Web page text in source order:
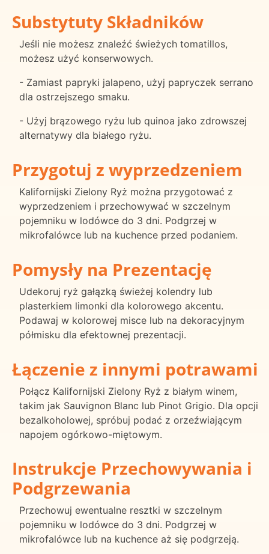
Substytuty Składników
Jeśli nie możesz znaleźć świeżych tomatillos,
możesz użyć konserwowych.
- Zamiast papryki jalapeno, użyj papryczek serrano
dla ostrzejszego smaku.
- Użyj brązowego ryżu lub quinoa jako zdrowszej
alternatywy dla białego ryżu.
Przygotuj z wyprzedzeniem
Kalifornijski Zielony Ryż można przygotować z
wyprzedzeniem i przechowywać w szczelnym
pojemniku w lodówce do 3 dni. Podgrzej w
mikrofalówce lub na kuchence przed podaniem.
Pomysły na Prezentację
Udekoruj ryż gałązką świeżej kolendry lub
plasterkiem limonki dla kolorowego akcentu.
Podawaj w kolorowej misce lub na dekoracyjnym
półmisku dla efektownej prezentacji.
Łączenie z innymi potrawami
Połącz Kalifornijski Zielony Ryż z białym winem,
takim jak Sauvignon Blanc lub Pinot Grigio. Dla opcji
bezalkoholowej, spróbuj podać z orzeźwiającym
napojem ogórkowo-miętowym.
Instrukcje Przechowywania i
Podgrzewania
Przechowuj ewentualne resztki w szczelnym
pojemniku w lodówce do 3 dni. Podgrzej w
mikrofalówce lub na kuchence aż się podgrzeją.